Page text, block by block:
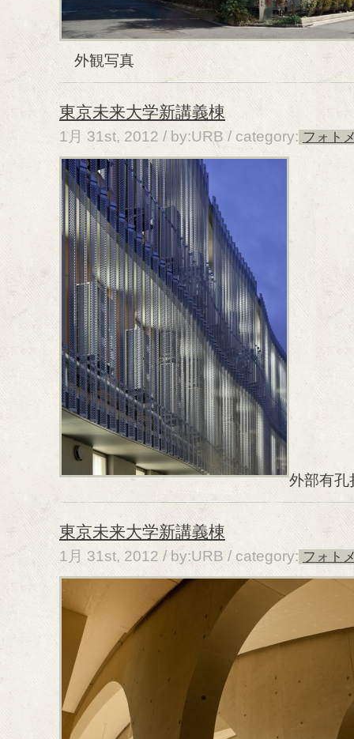
外観写真
東京未来大学新講義棟
1月 31st, 2012 / by:URB / category: フォト
外部有孔
東京未来大学新講義棟
1月 31st, 2012 / by:URB / category: フォト